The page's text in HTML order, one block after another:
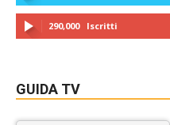
290,000 Iscritti
GUIDA TV